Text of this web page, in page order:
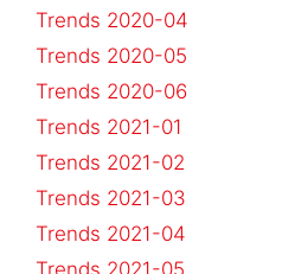
Trends 2020-04
Trends 2020-05
Trends 2020-06
Trends 2021-01
Trends 2021-02
Trends 2021-03
Trends 2021-04